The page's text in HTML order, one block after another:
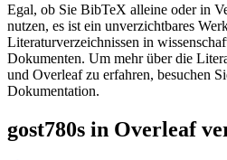
Egal, ob Sie BibTeX alleine oder in
nutzen, es ist ein unverzichtbares
Literaturverzeichnissen in
Dokumenten. Um mehr über die
und Overleaf zu erfahren, besuchen
Dokumentation.
gost780s in Overleaf